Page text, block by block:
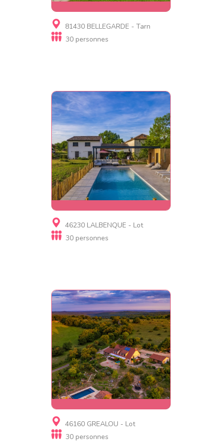
Gite, Chambre d'hôtes
LA BALAGANE
81430 BELLEGARDE - Tarn
30 personnes
Gite, Gite d'étape, Chambre
d'hôtes, Gite insolite
Gite de Poudally
46230 LALBENQUE - Lot
30 personnes
Gite, Chambre d'hôtes
Ecoasis
46160 GREALOU - Lot
30 personnes